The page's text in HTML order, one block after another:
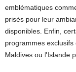
emblématiques
prisés pour leur
disponibles. Enfin,
programmes
Maldives ou l'Islande